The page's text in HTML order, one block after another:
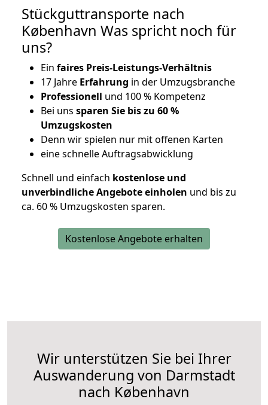
Stückguttransporte nach
København Was spricht noch für
uns?
Ein faires Preis-Leistungs-Verhältnis
17 Jahre Erfahrung in der Umzugsbranche
Professionell und 100 % Kompetenz
Bei uns sparen Sie bis zu 60 %
Umzugskosten
Denn wir spielen nur mit offenen Karten
eine schnelle Auftragsabwicklung
Schnell und einfach kostenlose und
unverbindliche Angebote einholen und bis zu
ca. 60 % Umzugskosten sparen.
Kostenlose Angebote erhalten
Wir unterstützen Sie bei Ihrer
Auswanderung von Darmstadt
nach København